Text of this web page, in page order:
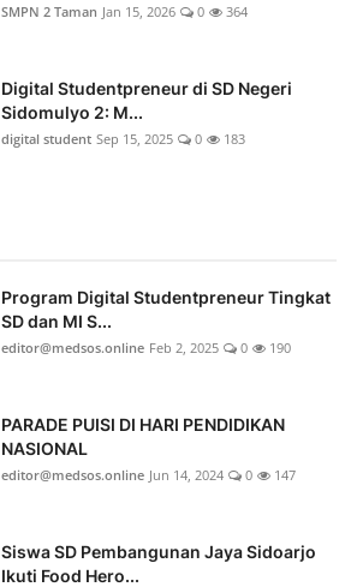
SMPN 2 Taman Jan 15, 2026 0 364
Digital Studentpreneur di SD Negeri
Sidomulyo 2: M...
digital student Sep 15, 2025 0 183
Program Digital Studentpreneur Tingkat
SD dan MI S...
editor@medsos.online Feb 2, 2025 0 190
PARADE PUISI DI HARI PENDIDIKAN
NASIONAL
editor@medsos.online Jun 14, 2024 0 147
Siswa SD Pembangunan Jaya Sidoarjo
Ikuti Food Hero...